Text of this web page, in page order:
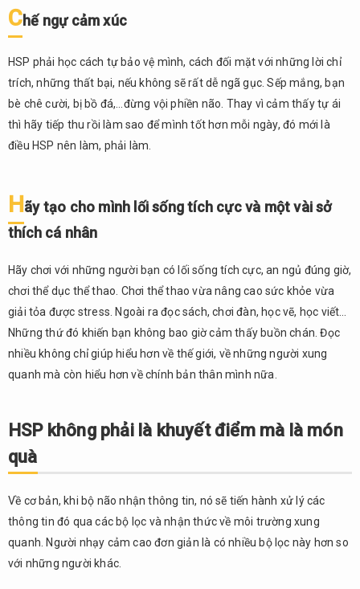
Chế ngự cảm xúc
HSP phải học cách tự bảo vệ mình, cách đối mặt với những lời chỉ
trích, những thất bại, nếu không sẽ rất dễ ngã gục. Sếp mắng, bạn
bè chê cười, bị bồ đá,…đừng vội phiền não. Thay vì cảm thấy tự ái
thì hãy tiếp thu rồi làm sao để mình tốt hơn mỗi ngày, đó mới là
điều HSP nên làm, phải làm.
Hãy tạo cho mình lối sống tích cực và một vài sở
thích cá nhân
Hãy chơi với những người bạn có lối sống tích cực, an ngủ đúng giờ,
chơi thể dục thể thao. Chơi thể thao vừa nâng cao sức khỏe vừa
giải tỏa được stress. Ngoài ra đọc sách, chơi đàn, học vẽ, học viết…
Những thứ đó khiến bạn không bao giờ cảm thấy buồn chán. Đọc
nhiều không chỉ giúp hiểu hơn về thế giới, về những người xung
quanh mà còn hiểu hơn về chính bản thân mình nữa.
HSP không phải là khuyết điểm mà là món
quà
Về cơ bản, khi bộ não nhận thông tin, nó sẽ tiến hành xử lý các
thông tin đó qua các bộ lọc và nhận thức về môi trường xung
quanh. Người nhạy cảm cao đơn giản là có nhiều bộ lọc này hơn so
với những người khác.